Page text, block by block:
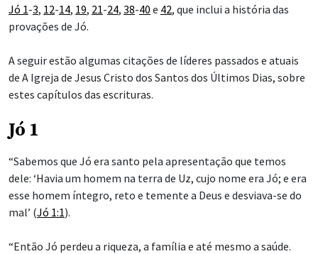
Jó 1-3, 12-14, 19, 21-24, 38-40 e 42, que inclui a história das
provações de Jó.
A seguir estão algumas citações de líderes passados e atuais
de A Igreja de Jesus Cristo dos Santos dos Últimos Dias, sobre
estes capítulos das escrituras.
Jó 1
“Sabemos que Jó era santo pela apresentação que temos
dele: ‘Havia um homem na terra de Uz, cujo nome era Jó; e era
esse homem íntegro, reto e temente a Deus e desviava-se do
mal’ (Jó 1:1).
“Então Jó perdeu a riqueza, a família e até mesmo a saúde.